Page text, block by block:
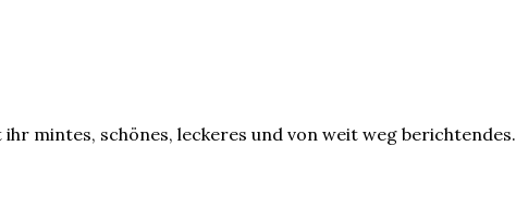
mintes, schönes, leckeres und von weit weg berichtendes.